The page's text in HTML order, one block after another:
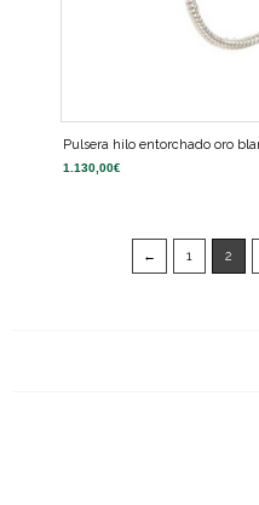
Pulsera hilo entorchado oro
1.130,00€
← 1 2